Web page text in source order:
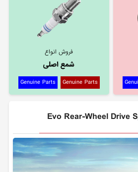
فروش انواع
شمع اصلی
Genuine Parts
Genuine Parts